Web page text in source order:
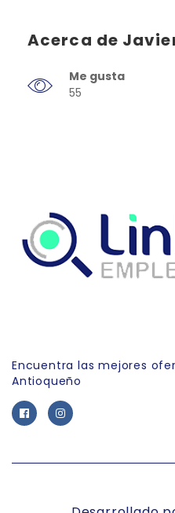
Acerca de
Me gusta
55
Encuentra las mejores
Antioqueño